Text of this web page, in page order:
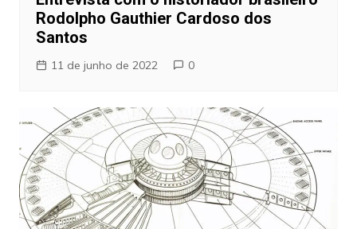
Rodolpho Gauthier Cardoso dos
Santos
11 de junho de 2022 0